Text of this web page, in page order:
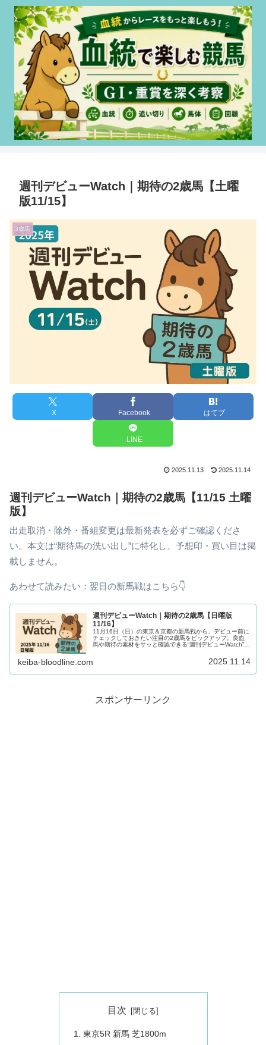
週刊デビューWatch｜期待の2歳馬【土曜
版11/15】
3歳馬
X Facebook はてブ
LINE
2025.11.13 2025.11.14
週刊デビューWatch｜期待の2歳馬【11/15 土曜
版】
出走取消・除外・番組変更は最新発表を必ずご確認くださ
い。本文は“期待馬の洗い出し”に特化し、予想印・買い目は掲
載しません。
あわせて読みたい：翌日の新馬戦はこちら👇
週刊デビューWatch｜期待の2歳馬【日曜版
11/16】
11月16日（日）の東京＆京都の新馬戦から、デビュー前に
チェックしておきたい注目の2歳馬をピックアップ。良血
馬や期待の素材をサッと確認できる“週刊デビューWatch”日
keiba-bloodline.com 2025.11.14
スポンサーリンク
目次
東京5R 新馬 芝1800m